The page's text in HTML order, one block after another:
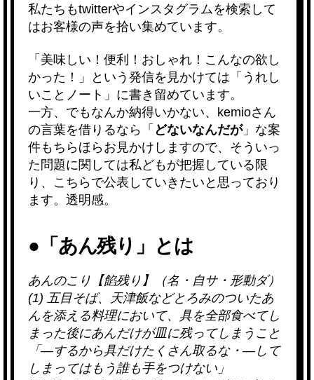
私たちもtwitterやインスタグラムを検索して
はお客様の声を拾い集めています。
「美味しい！便利！おしゃれ！こんなの欲し
かった！」という発信を見かけては「うれし
いことノート」に書き留めています。
一方、でもなんか納得いかない、kemioさん
の言葉を借りるなら「 どないなんだが」な案
件もちらほらお見かけしますので、そういっ
た問題に関しては私どもが把握している限
り、こちらで公表していきたいと思っており
ます。透明感。
●「あん残り」とは
あんのこり【餡残り】（名・自サ・形動ダ）
(1) 五目そば、天津飯などとろみのついたあ
んを添える料理において、具を全部食べてし
まった後にあんだけが皿に残ってしまうこと
「―するから具だけたくさん取るな・―して
しまってはもう誰も手をつけない」